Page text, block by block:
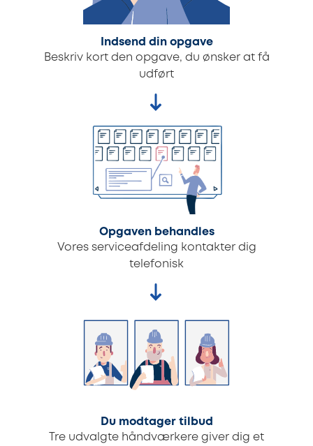
Indsend din opgave
Beskriv kort den opgave, du ønsker at få
udført
Opgaven behandles
Vores serviceafdeling kontakter dig
telefonisk
Du modtager tilbud
Tre udvalgte håndværkere giver dig et